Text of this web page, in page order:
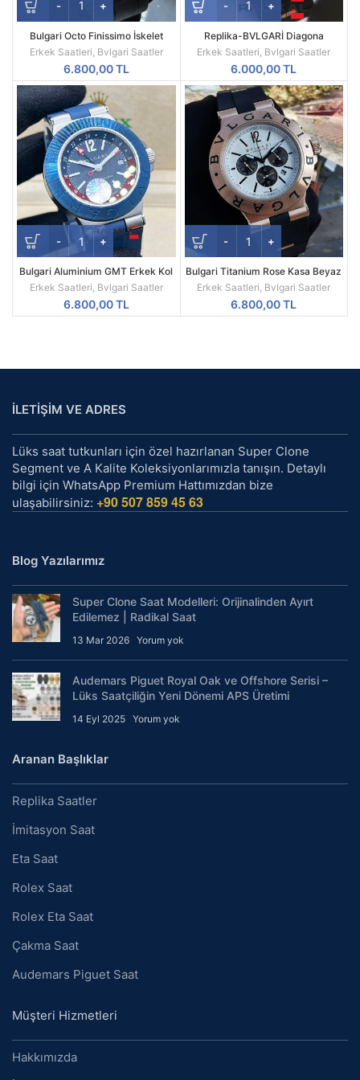
Bulgari Octo Finissimo İskelet
Kadran Siyah Deri Kordon Replika
Erkek Kol Saati
Erkek Saatleri Bvlgari Saatler
6.800,00TL
Replika-BVLGARİ Diagona
Titanyum Rose Kasa A+++ Kalite
Erkek Saatleri Bvlgari Saatler
6.000,00TL
Bulgari Aluminium GMT Erkek Kol
Saati
Erkek Saatleri, Bvlgari Saatler
6.800,00TL
Bulgari Titanium Rose Kasa Beyaz
Kadran Replika Erkek Kol Saati
Erkek Saatleri, Bvlgari Saatler
6.800,00TL
İLETİŞİM VE ADRES
Lüks saat tutkunları için özel hazırlanan Super Clone
Segment ve A Kalite Koleksiyonlarımızla tanışın. Detaylı
bilgi için WhatsApp Premium Hattımızdan bize
ulaşabilirsiniz: +90 507 859 45 63
Blog Yazılarımız
Super Clone Saat Modelleri: Orijinalinden Ayırt
Edilemez | Radikal Saat
13 Mar 2026 Yorum yok
Audemars Piguet Royal Oak ve Offshore Serisi –
Lüks Saatçiliğin Yeni Dönemi APS Üretimi
14 Eyl 2025 Yorum yok
Aranan Başlıklar
Replika Saatler
İmitasyon Saat
Eta Saat
Rolex Saat
Rolex Eta Saat
Çakma Saat
Audemars Piguet Saat
Müşteri Hizmetleri
Hakkımızda